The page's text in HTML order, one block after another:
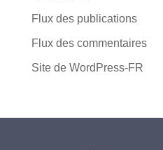
Flux des publications
Flux des commentaires
Site de WordPress-FR